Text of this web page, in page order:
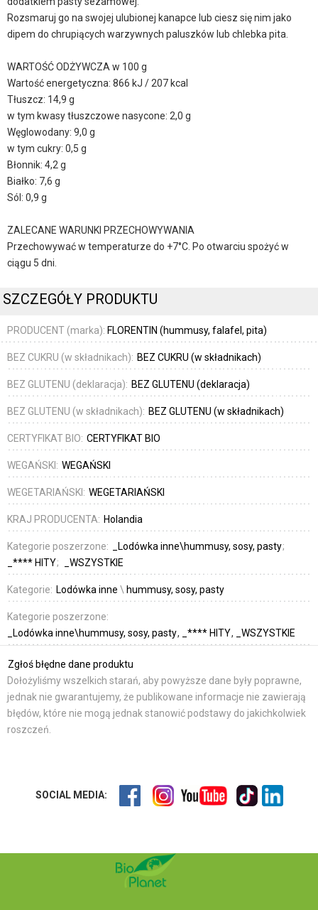
Rozsmaruj go na swojej ulubionej kanapce lub ciesz się nim jako
dipem do chrupiących warzywnych paluszków lub chlebka pita.
WARTOŚĆ ODŻYWCZA w 100 g
Wartość energetyczna: 866 kJ / 207 kcal
Tłuszcz: 14,9 g
w tym kwasy tłuszczowe nasycone: 2,0 g
Węglowodany: 9,0 g
w tym cukry: 0,5 g
Błonnik: 4,2 g
Białko: 7,6 g
Sól: 0,9 g
ZALECANE WARUNKI PRZECHOWYWANIA
Przechowywać w temperaturze do +7°C. Po otwarciu spożyć w
ciągu 5 dni.
SZCZEGÓŁY PRODUKTU
PRODUCENT (marka): FLORENTIN (hummusy, falafel, pita)
BEZ CUKRU (w składnikach): BEZ CUKRU (w składnikach)
BEZ GLUTENU (deklaracja): BEZ GLUTENU (deklaracja)
BEZ GLUTENU (w składnikach): BEZ GLUTENU (w składnikach)
CERTYFIKAT BIO: CERTYFIKAT BIO
WEGAŃSKI: WEGAŃSKI
WEGETARIAŃSKI: WEGETARIAŃSKI
KRAJ PRODUCENTA: Holandia
Kategorie poszerzone:
_Lodówka inne\hummusy, sosy, pasty
_**** HITY
_WSZYSTKIE
Kategorie: Lodówka inne \ hummusy, sosy, pasty
Kategorie poszerzone:
_Lodówka inne\hummusy, sosy, pasty
_**** HITY _WSZYSTKIE
Zgłoś błędne dane produktu
Dołożyliśmy wszelkich starań, aby powyższe dane były poprawne,
jednak nie gwarantujemy, że publikowane informacje nie zawierają
błędów, które nie mogą jednak stanowić podstawy do jakichkolwiek
roszczeń.
SOCIAL MEDIA: